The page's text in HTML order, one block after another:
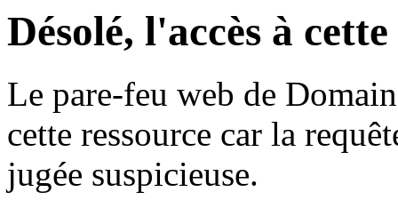
Désolé, l'accès à
Le pare-feu web de
cette ressource car la
jugée suspicieuse.